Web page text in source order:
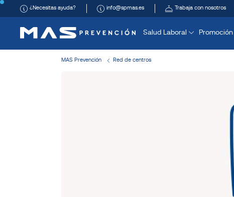
¿Necesitas ayuda? info@spmas.es Trabaja con nosotros
Salud Laboral
MAS Prevención Red de centros